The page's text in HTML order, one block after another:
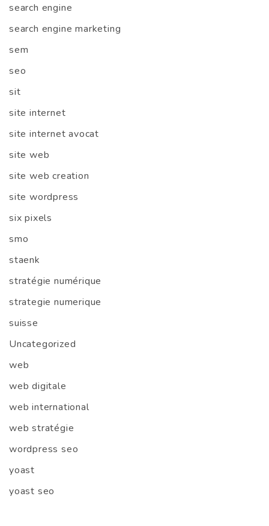
search engine
search engine marketing
sem
seo
sit
site internet
site internet avocat
site web
site web creation
site wordpress
six pixels
smo
staenk
stratégie numérique
strategie numerique
suisse
Uncategorized
web
web digitale
web international
web stratégie
wordpress seo
yoast
yoast seo